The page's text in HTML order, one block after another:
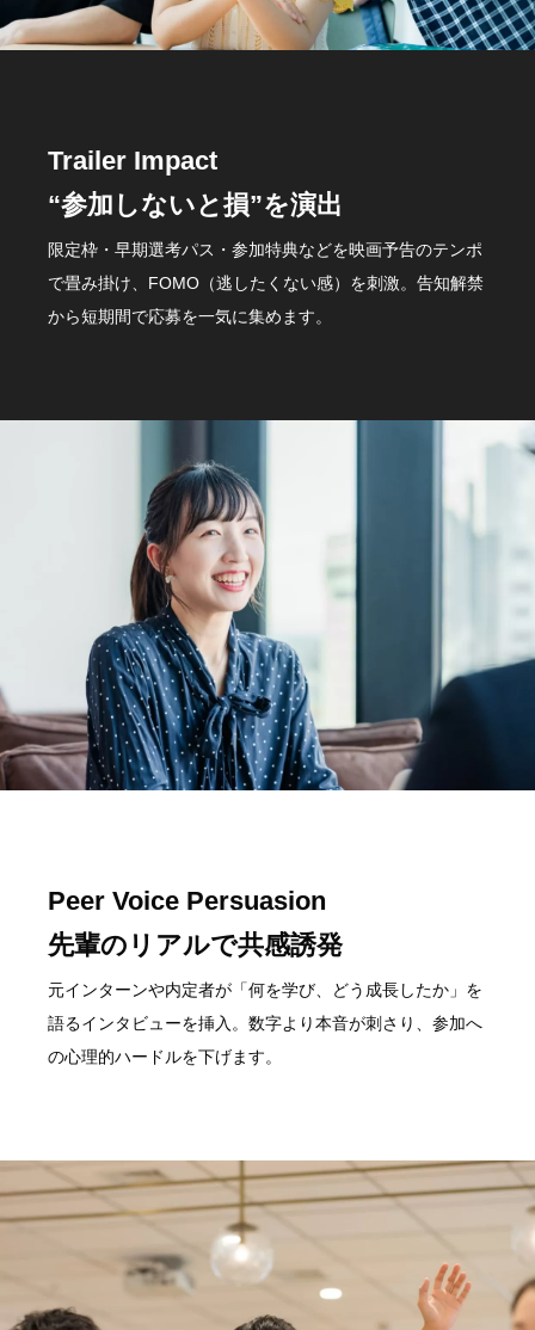
Trailer Impact
“参加しないと損”を演出
限定枠・早期選考パス・参加特典などを映画予告のテンポ
で畳み掛け、FOMO（逃したくない感）を刺激。告知解禁
から短期間で応募を一気に集めます。
Peer Voice Persuasion
先輩のリアルで共感誘発
元インターンや内定者が「何を学び、どう成長したか」を
語るインタビューを挿入。数字より本音が刺さり、参加へ
の心理的ハードルを下げます。